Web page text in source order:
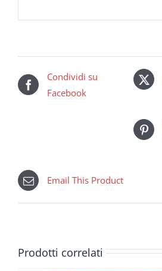
Condividi su
Facebook
Email This Product
Prodotti correlati